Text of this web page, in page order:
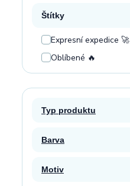
Štítky
Expresní expedice 🚀
Oblíbené 🔥
Typ produktu
Barva
Motiv